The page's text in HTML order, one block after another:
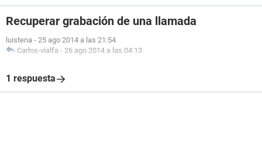
Recuperar grabación de una llamada
luistena - 25 ago 2014 a las 21:54
Carlos-vialfa - 26 ago 2014 a las 04:13
1 respuesta